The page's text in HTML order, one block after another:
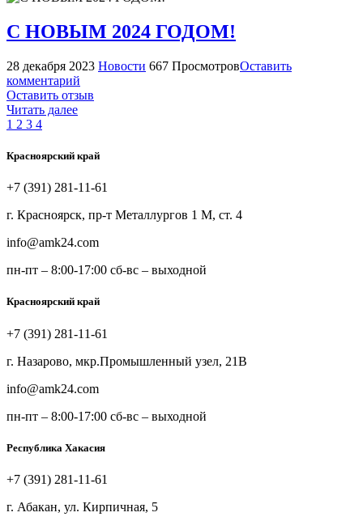
С НОВЫМ 2024 ГОДОМ!
28 декабря 2023 Новости 667 ПросмотровОставить
комментарий
Оставить отзыв
Читать далее
1 2 3 4
Красноярский край
+7 (391) 281-11-61
г. Красноярск, пр-т Металлургов 1 М, ст. 4
info@amk24.com
пн-пт – 8:00-17:00 сб-вс – выходной
Красноярский край
+7 (391) 281-11-61
г. Назарово, мкр.Промышленный узел, 21В
info@amk24.com
пн-пт – 8:00-17:00 сб-вс – выходной
Республика Хакасия
+7 (391) 281-11-61
г. Абакан, ул. Кирпичная, 5